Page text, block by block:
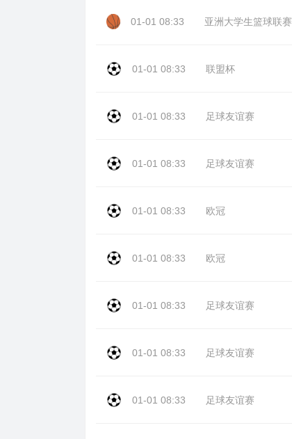
01-01 08:33 亚洲大学生篮球联赛
01-01 08:33 联盟杯
01-01 08:33 足球友谊赛
01-01 08:33 足球友谊赛
01-01 08:33 欧冠
01-01 08:33 欧冠
01-01 08:33 足球友谊赛
01-01 08:33 足球友谊赛
01-01 08:33 足球友谊赛